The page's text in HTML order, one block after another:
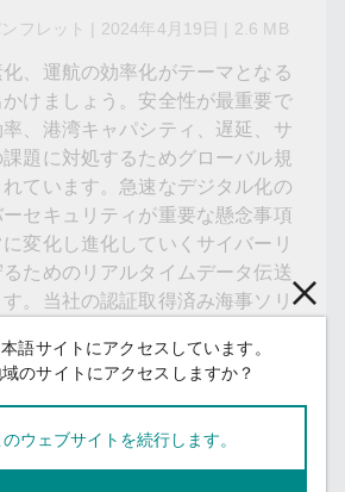
フレット | 2024年4月19日 | 2.6 MB
、運航の効率化がテーマとなる
けましょう。安全性が最重要で
、港湾キャパシティ、遅延、サ
題に対処するためグローバル規
ています。急速なデジタル化の
セキュリティが重要な懸念事項
変化し進化していくサイバーリ
ためのリアルタイムデータ伝送
。当社の認証取得済み海事ソリ
ください。
語サイトにアクセスしています。
のサイトにアクセスしますか？
ウェブサイトを続行します。